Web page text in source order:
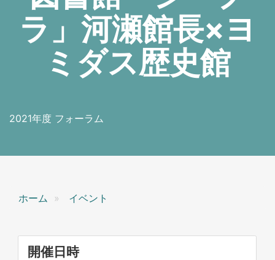
ラ」河瀬館長×ヨ
ミダス歴史館
2021年度 フォーラム
ホーム イベント
開催日時